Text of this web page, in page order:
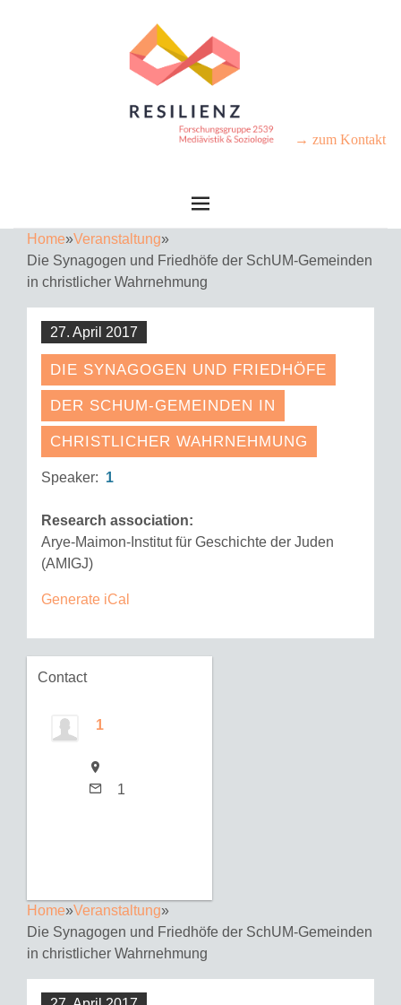
→ zum Kontakt
Home»Veranstaltung»
Die Synagogen und Friedhöfe der SchUM-Gemeinden
in christlicher Wahrnehmung
27. April 2017
DIE SYNAGOGEN UND FRIEDHÖFE
DER SCHUM-GEMEINDEN IN
CHRISTLICHER WAHRNEHMUNG
Speaker: 1
Research association:
Arye-Maimon-Institut für Geschichte der Juden
(AMIGJ)
Generate iCal
Contact
1
1
Home»Veranstaltung»
Die Synagogen und Friedhöfe der SchUM-Gemeinden
in christlicher Wahrnehmung